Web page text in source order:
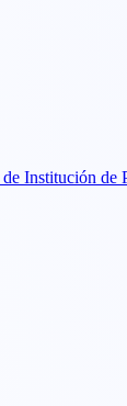
Institución de